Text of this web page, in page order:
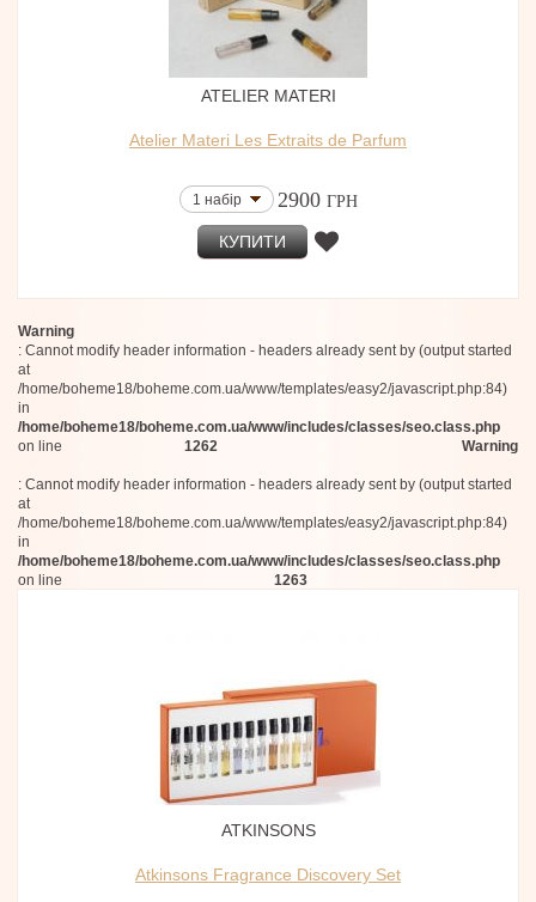
ATELIER MATERI
Atelier Materi Les Extraits de Parfum
1 набір 2900 ГРН
КУПИТИ
Warning
: Cannot modify header information - headers already sent by (output started
at
/home/boheme18/boheme.com.ua/www/templates/easy2/javascript.php:84)
in
/home/boheme18/boheme.com.ua/www/includes/classes/seo.class.php
on line
1262 Warning
: Cannot modify header information - headers already sent by (output started
at
/home/boheme18/boheme.com.ua/www/templates/easy2/javascript.php:84)
in
/home/boheme18/boheme.com.ua/www/includes/classes/seo.class.php
on line
1263
ATKINSONS
Atkinsons Fragrance Discovery Set